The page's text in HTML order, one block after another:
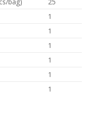
1
1
1
1
1
1